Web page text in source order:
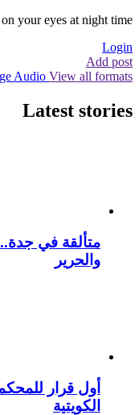
your eyes at night time.
Login
Add post
Audio View all formats
Latest stories
متألقة في
والحرير
أول قرار
الكويتية